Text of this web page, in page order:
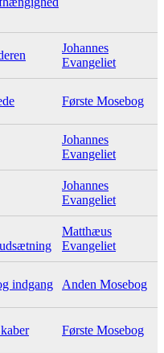
Johannes
Evangeliet
Første Mosebog
Johannes
Evangeliet
Johannes
Evangeliet
Matthæus
Evangeliet
indgang Anden Mosebog
Første Mosebog